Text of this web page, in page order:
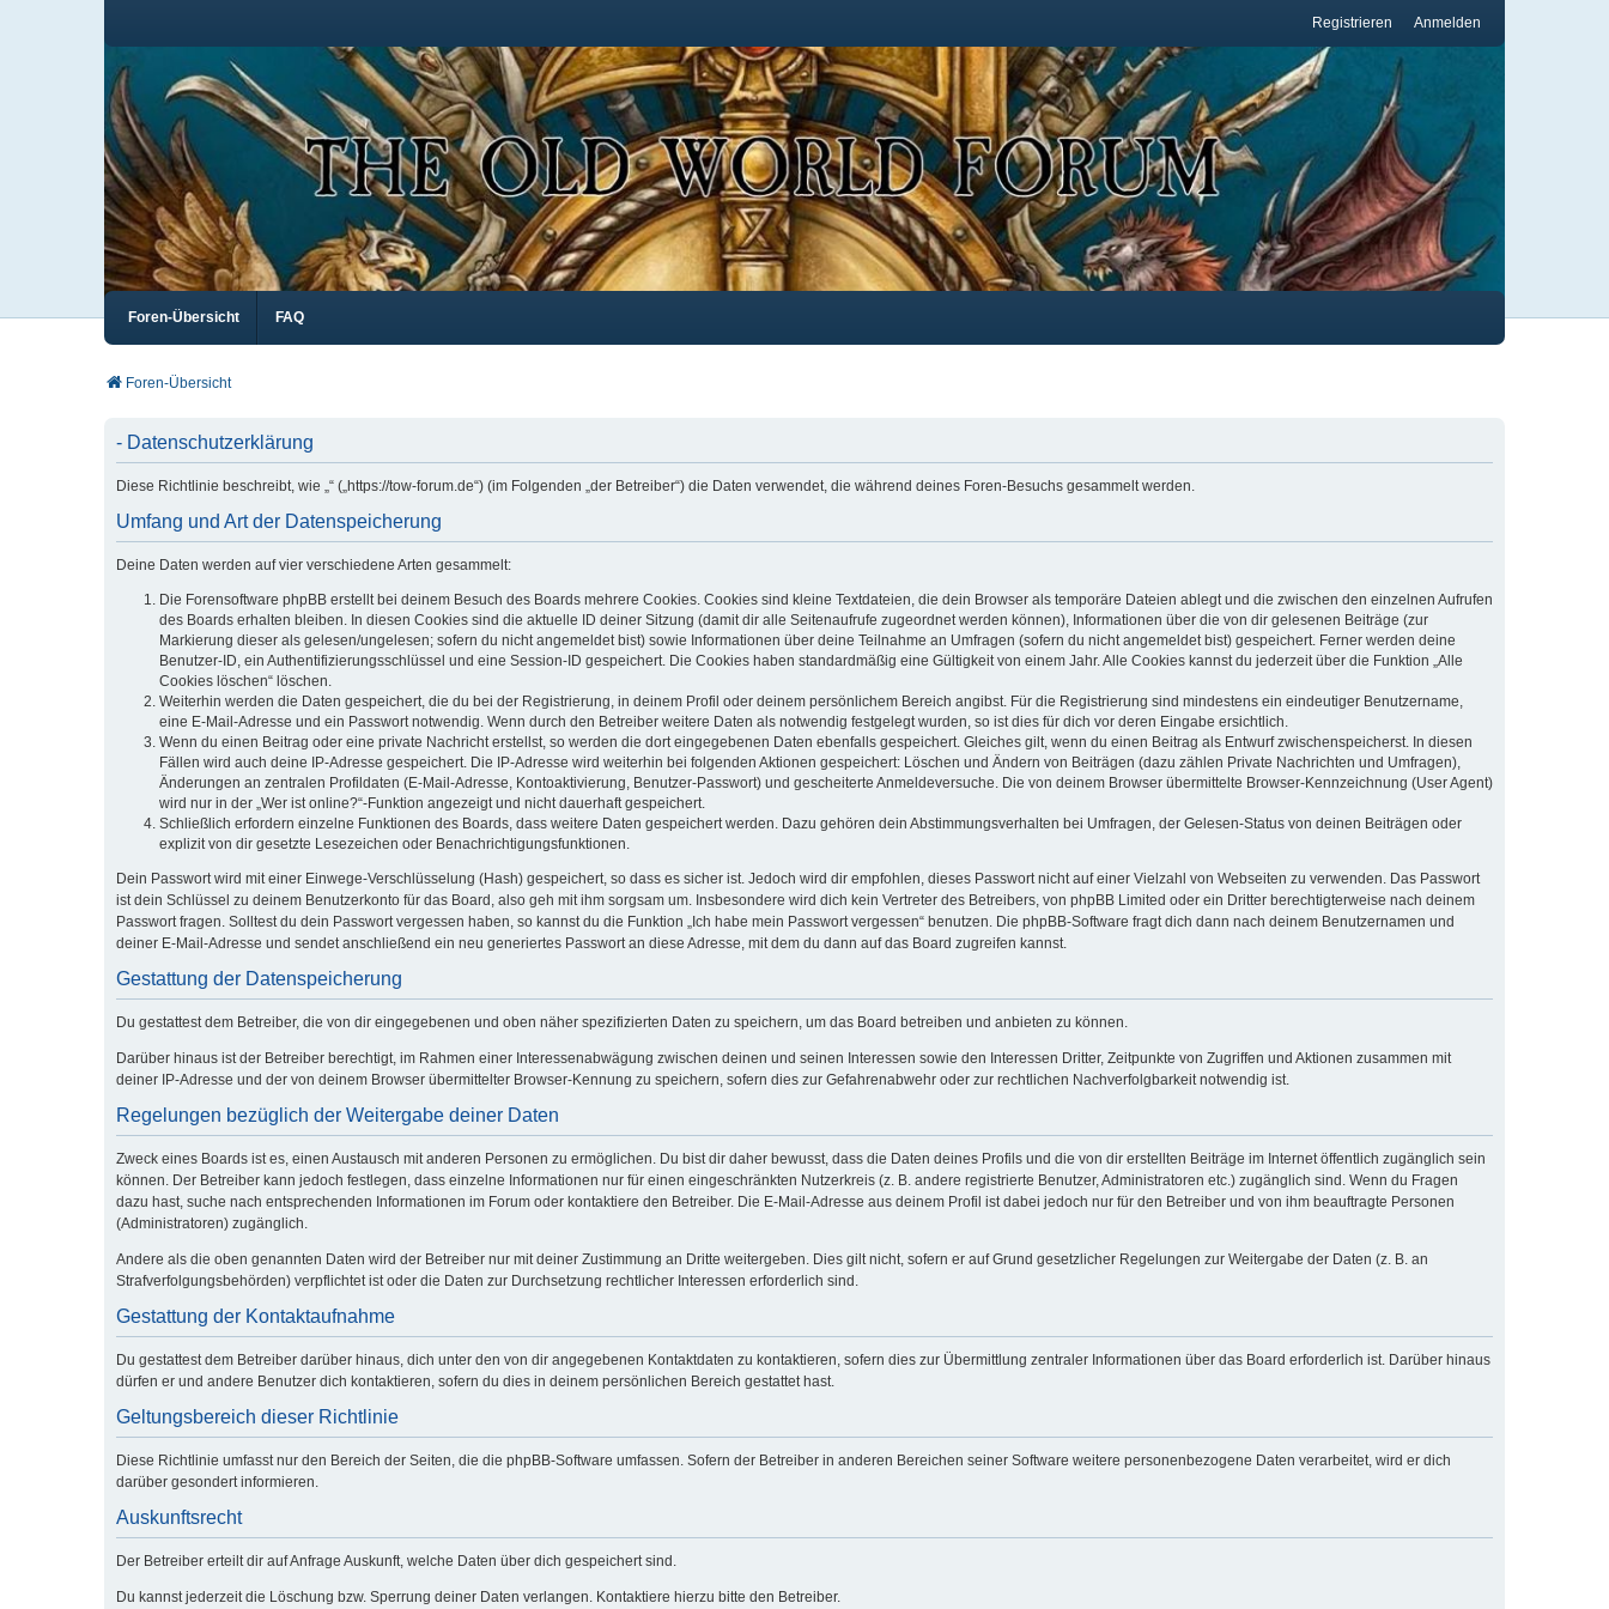
Anmelden
Registrieren
Foren-Übersicht FAQ
Foren-Übersicht
- Datenschutzerklärung
Diese Richtlinie beschreibt, wie „“ („https://tow-forum.de“) (im Folgenden „der Betreiber“) die Daten verwendet, die während deines Foren-Besuchs gesammelt werden.
Umfang und Art der Datenspeicherung
Deine Daten werden auf vier verschiedene Arten gesammelt:
Die Forensoftware phpBB erstellt bei deinem Besuch des Boards mehrere Cookies. Cookies sind kleine Textdateien, die dein Browser als temporäre Dateien ablegt und die zwischen den einzelnen Aufrufen
des Boards erhalten bleiben. In diesen Cookies sind die aktuelle ID deiner Sitzung (damit dir alle Seitenaufrufe zugeordnet werden können), Informationen über die von dir gelesenen Beiträge (zur
Markierung dieser als gelesen/ungelesen; sofern du nicht angemeldet bist) sowie Informationen über deine Teilnahme an Umfragen (sofern du nicht angemeldet bist) gespeichert. Ferner werden deine
Benutzer-ID, ein Authentifizierungsschlüssel und eine Session-ID gespeichert. Die Cookies haben standardmäßig eine Gültigkeit von einem Jahr. Alle Cookies kannst du jederzeit über die Funktion „Alle
Cookies löschen“ löschen.
Weiterhin werden die Daten gespeichert, die du bei der Registrierung, in deinem Profil oder deinem persönlichem Bereich angibst. Für die Registrierung sind mindestens ein eindeutiger Benutzername,
eine E-Mail-Adresse und ein Passwort notwendig. Wenn durch den Betreiber weitere Daten als notwendig festgelegt wurden, so ist dies für dich vor deren Eingabe ersichtlich.
Wenn du einen Beitrag oder eine private Nachricht erstellst, so werden die dort eingegebenen Daten ebenfalls gespeichert. Gleiches gilt, wenn du einen Beitrag als Entwurf zwischenspeicherst. In diesen
Fällen wird auch deine IP-Adresse gespeichert. Die IP-Adresse wird weiterhin bei folgenden Aktionen gespeichert: Löschen und Ändern von Beiträgen (dazu zählen Private Nachrichten und Umfragen),
Änderungen an zentralen Profildaten (E-Mail-Adresse, Kontoaktivierung, Benutzer-Passwort) und gescheiterte Anmeldeversuche. Die von deinem Browser übermittelte Browser-Kennzeichnung (User Agent)
wird nur in der „Wer ist online?“-Funktion angezeigt und nicht dauerhaft gespeichert.
Schließlich erfordern einzelne Funktionen des Boards, dass weitere Daten gespeichert werden. Dazu gehören dein Abstimmungsverhalten bei Umfragen, der Gelesen-Status von deinen Beiträgen oder
explizit von dir gesetzte Lesezeichen oder Benachrichtigungsfunktionen.
Dein Passwort wird mit einer Einwege-Verschlüsselung (Hash) gespeichert, so dass es sicher ist. Jedoch wird dir empfohlen, dieses Passwort nicht auf einer Vielzahl von Webseiten zu verwenden. Das Passwort
ist dein Schlüssel zu deinem Benutzerkonto für das Board, also geh mit ihm sorgsam um. Insbesondere wird dich kein Vertreter des Betreibers, von phpBB Limited oder ein Dritter berechtigterweise nach deinem
Passwort fragen. Solltest du dein Passwort vergessen haben, so kannst du die Funktion „Ich habe mein Passwort vergessen“ benutzen. Die phpBB-Software fragt dich dann nach deinem Benutzernamen und
deiner E-Mail-Adresse und sendet anschließend ein neu generiertes Passwort an diese Adresse, mit dem du dann auf das Board zugreifen kannst.
Gestattung der Datenspeicherung
Du gestattest dem Betreiber, die von dir eingegebenen und oben näher spezifizierten Daten zu speichern, um das Board betreiben und anbieten zu können.
Darüber hinaus ist der Betreiber berechtigt, im Rahmen einer Interessenabwägung zwischen deinen und seinen Interessen sowie den Interessen Dritter, Zeitpunkte von Zugriffen und Aktionen zusammen mit
deiner IP-Adresse und der von deinem Browser übermittelter Browser-Kennung zu speichern, sofern dies zur Gefahrenabwehr oder zur rechtlichen Nachverfolgbarkeit notwendig ist.
Regelungen bezüglich der Weitergabe deiner Daten
Zweck eines Boards ist es, einen Austausch mit anderen Personen zu ermöglichen. Du bist dir daher bewusst, dass die Daten deines Profils und die von dir erstellten Beiträge im Internet öffentlich zugänglich sein
können. Der Betreiber kann jedoch festlegen, dass einzelne Informationen nur für einen eingeschränkten Nutzerkreis (z. B. andere registrierte Benutzer, Administratoren etc.) zugänglich sind. Wenn du Fragen
dazu hast, suche nach entsprechenden Informationen im Forum oder kontaktiere den Betreiber. Die E-Mail-Adresse aus deinem Profil ist dabei jedoch nur für den Betreiber und von ihm beauftragte Personen
(Administratoren) zugänglich.
Andere als die oben genannten Daten wird der Betreiber nur mit deiner Zustimmung an Dritte weitergeben. Dies gilt nicht, sofern er auf Grund gesetzlicher Regelungen zur Weitergabe der Daten (z. B. an
Strafverfolgungsbehörden) verpflichtet ist oder die Daten zur Durchsetzung rechtlicher Interessen erforderlich sind.
Gestattung der Kontaktaufnahme
Du gestattest dem Betreiber darüber hinaus, dich unter den von dir angegebenen Kontaktdaten zu kontaktieren, sofern dies zur Übermittlung zentraler Informationen über das Board erforderlich ist. Darüber hinaus
dürfen er und andere Benutzer dich kontaktieren, sofern du dies in deinem persönlichen Bereich gestattet hast.
Geltungsbereich dieser Richtlinie
Diese Richtlinie umfasst nur den Bereich der Seiten, die die phpBB-Software umfassen. Sofern der Betreiber in anderen Bereichen seiner Software weitere personenbezogene Daten verarbeitet, wird er dich
darüber gesondert informieren.
Auskunftsrecht
Der Betreiber erteilt dir auf Anfrage Auskunft, welche Daten über dich gespeichert sind.
Du kannst jederzeit die Löschung bzw. Sperrung deiner Daten verlangen. Kontaktiere hierzu bitte den Betreiber.